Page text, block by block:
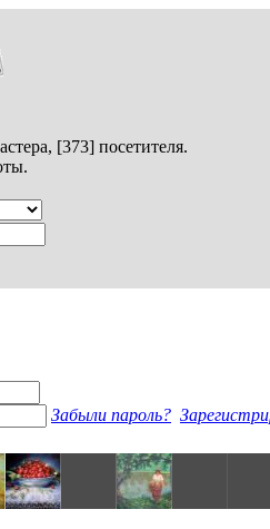
[373] посетителя.
Забыли пароль?